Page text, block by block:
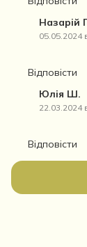
Назарій
05.05.2024
Відповісти
Юлія Ш.
22.03.2024
Відповісти